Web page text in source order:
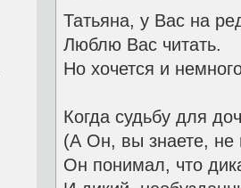
Татьяна, у Вас на
Люблю Вас читать.
Но хочется и
Когда судьбу для
(А Он, вы знаете, не
Он понимал, что